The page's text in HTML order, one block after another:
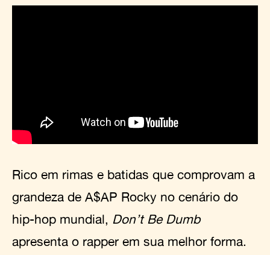
Rico em rimas e batidas que comprovam a
grandeza de A$AP Rocky no cenário do
hip-hop mundial, Don’t Be Dumb
apresenta o rapper em sua melhor forma.